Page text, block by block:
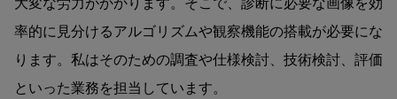
率的に見分けるアルゴリズムや観察機能の搭載が必要にな
ります。私はそのための調査や仕様検討、技術検討、評価
といった業務を担当しています。